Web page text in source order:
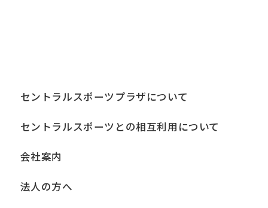
セントラルスポーツプラザについて
セントラルスポーツとの相互利用について
会社案内
法人の方へ